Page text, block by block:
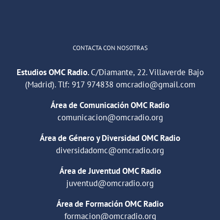
CONTACTA CON NOSOTRAS
Estudios OMC Radio.C/Diamante, 22. Villaverde Bajo
(Madrid). Tlf: 917 974838 omcradio@gmail.com
Área de Comunicación OMC Radio
comunicacion@omcradio.org
Área de Género y Diversidad OMC Radio
diversidadomc@omcradio.org
Área de Juventud OMC Radio
juventud@omcradio.org
Área de Formación OMC Radio
formacion@omcradio.org